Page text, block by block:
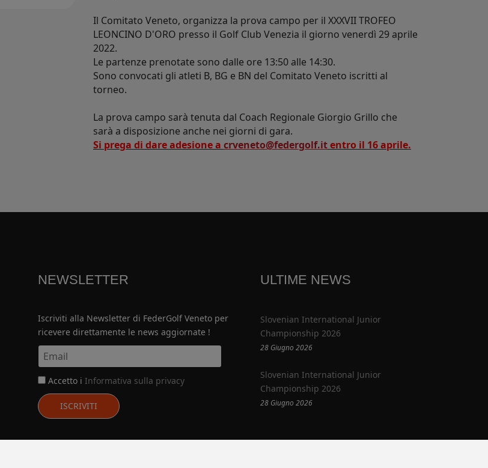
Il Comitato Veneto, organizza la prova campo per il XXXVII TROFEO
LEONCINO D'ORO presso il Golf Club Venezia il giorno venerdì 29 aprile
2022.
Le partenze prenotate sono dalle ore 13:50 alle 14:30.
Sono convocati gli atleti B, BG e BN del Comitato Veneto iscritti al
torneo.
La prova campo sarà tenuta dal Coach Regionale Giorgio Grillo che
sarà a disposizione anche nei giorni di gara.
Si prega di dare adesione a crveneto@federgolf.itentro il 16 aprile.
NEWSLETTER
Iscriviti alla Newsletter di FederGolf Veneto per
ricevere direttamente le news aggiornate !
Accetto i Informativa sulla privacy
ISCRIVITI
ULTIME NEWS
Slovenian International Junior
Championship 2026
28 Giugno 2026
Slovenian International Junior
Championship 2026
28 Giugno 2026